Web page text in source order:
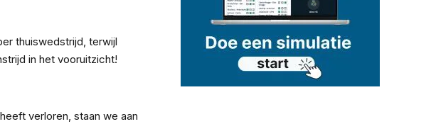
thuiswedstrijd, terwijl
in het vooruitzicht!
verloren, staan we aan